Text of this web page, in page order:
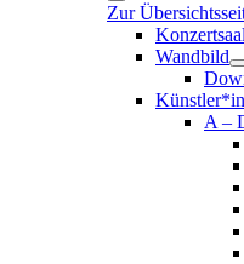
Zur
Konzertsaal
Wandbild
A –